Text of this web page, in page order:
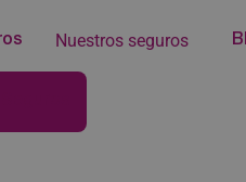
Nuestros seguros